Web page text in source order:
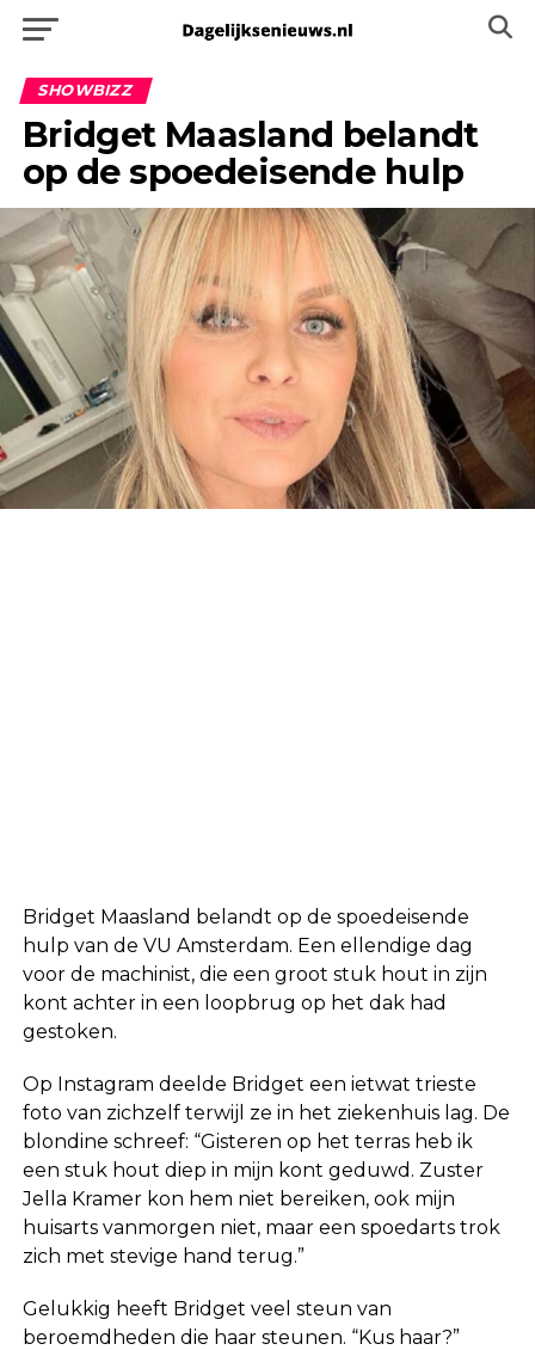
SHOWBIZZ
Bridget Maasland belandt
op de spoedeisende hulp
Bridget Maasland belandt op de spoedeisende
hulp van de VU Amsterdam. Een ellendige dag
voor de machinist, die een groot stuk hout in zijn
kont achter in een loopbrug op het dak had
gestoken.
Op Instagram deelde Bridget een ietwat trieste
foto van zichzelf terwijl ze in het ziekenhuis lag. De
blondine schreef: “Gisteren op het terras heb ik
een stuk hout diep in mijn kont geduwd. Zuster
Jella Kramer kon hem niet bereiken, ook mijn
huisarts vanmorgen niet, maar een spoedarts trok
zich met stevige hand terug.”
Gelukkig heeft Bridget veel steun van
beroemdheden die haar steunen. “Kus haar?”